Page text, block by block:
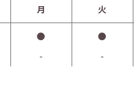
月 火
● ●
- -